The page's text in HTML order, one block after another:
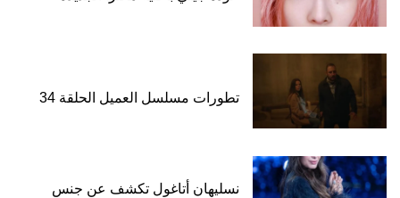
تطورات مسلسل العميل الحلقة 34
نسليهان أتاغول تكشف عن جنس